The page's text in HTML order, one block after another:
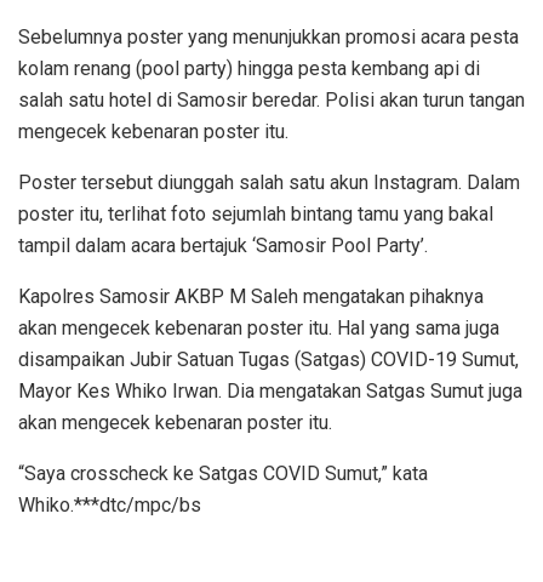
Sebelumnya poster yang menunjukkan promosi acara pesta
kolam renang (pool party) hingga pesta kembang api di
salah satu hotel di Samosir beredar. Polisi akan turun tangan
mengecek kebenaran poster itu.
Poster tersebut diunggah salah satu akun Instagram. Dalam
poster itu, terlihat foto sejumlah bintang tamu yang bakal
tampil dalam acara bertajuk ‘Samosir Pool Party’.
Kapolres Samosir AKBP M Saleh mengatakan pihaknya
akan mengecek kebenaran poster itu. Hal yang sama juga
disampaikan Jubir Satuan Tugas (Satgas) COVID-19 Sumut,
Mayor Kes Whiko Irwan. Dia mengatakan Satgas Sumut juga
akan mengecek kebenaran poster itu.
“Saya crosscheck ke Satgas COVID Sumut,” kata
Whiko.***dtc/mpc/bs